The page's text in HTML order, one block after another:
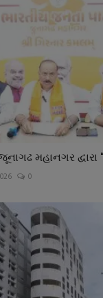
મહાનગર દ્વારા
0